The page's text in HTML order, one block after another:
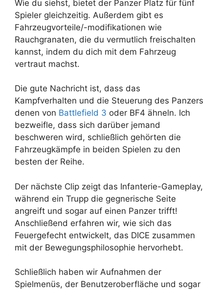
Wie du siehst, bietet der Panzer Platz für fünf
Spieler gleichzeitig. Außerdem gibt es
Fahrzeugvorteile/-modifikationen wie
Rauchgranaten, die du vermutlich freischalten
kannst, indem du dich mit dem Fahrzeug
vertraut machst.
Die gute Nachricht ist, dass das
Kampfverhalten und die Steuerung des Panzers
denen von Battlefield 3 oder BF4 ähneln. Ich
bezweifle, dass sich darüber jemand
beschweren wird, schließlich gehörten die
Fahrzeugkämpfe in beiden Spielen zu den
besten der Reihe.
Der nächste Clip zeigt das Infanterie-Gameplay,
während ein Trupp die gegnerische Seite
angreift und sogar auf einen Panzer trifft!
Anschließend erfahren wir, wie sich das
Feuergefecht entwickelt, das DICE zusammen
mit der Bewegungsphilosophie hervorhebt.
Schließlich haben wir Aufnahmen der
Spielmenüs, der Benutzeroberfläche und sogar